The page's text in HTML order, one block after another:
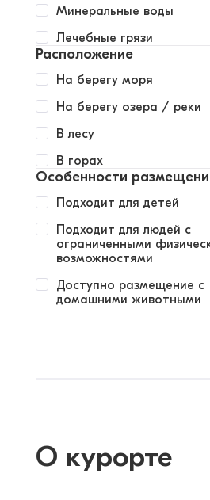
Минеральные воды
Лечебные грязи
Расположение
На берегу моря
На берегу озера / реки
В лесу
В горах
Особенности
Подходит для детей
Подходит для людей с
ограниченными
возможностями
Доступно размещение с
домашними животными
О курорте